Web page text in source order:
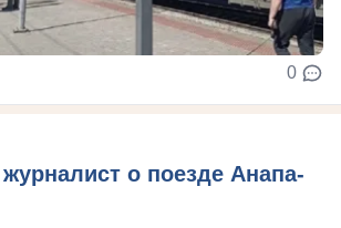
0
о поезде Анапа-